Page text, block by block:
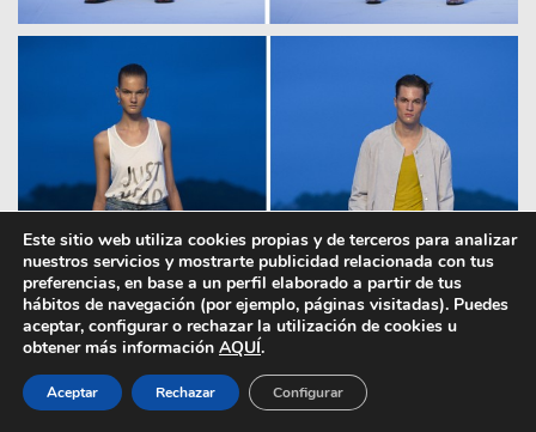
Este sitio web utiliza cookies propias y de terceros para analizar
nuestros servicios y mostrarte publicidad relacionada con tus
preferencias, en base a un perfil elaborado a partir de tus
hábitos de navegación (por ejemplo, páginas visitadas). Puedes
aceptar, configurar o rechazar la utilización de cookies u
obtener más información AQUÍ.
Aceptar Rechazar Configurar